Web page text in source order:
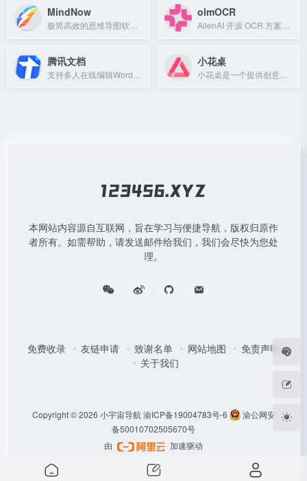
MindNow olmOCR
腾讯文档 小花桌
本网站内容源自互联网，旨在学习与便捷导航，版权归原作
者所有。如需帮助，请发送邮件给我们，我们会尽快为您处
理。
免费收录 友链申请 致谢名单 网站地图
免责声明
关于我们
Copyright © 2026 小宇宙导航 渝ICP备19004783号-6
渝公网安
备50010702505670号
由
加速驱动